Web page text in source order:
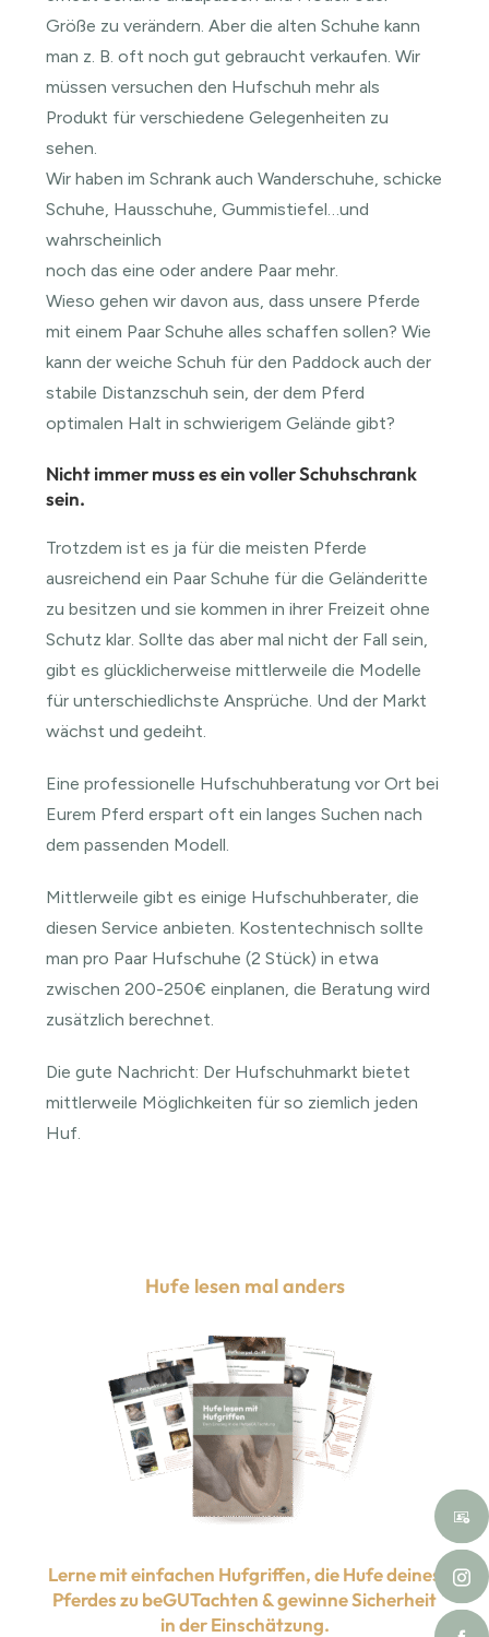
Größe zu verändern. Aber die alten Schuhe kann
man z. B. oft noch gut gebraucht verkaufen. Wir
müssen versuchen den Hufschuh mehr als
Produkt für verschiedene Gelegenheiten zu
sehen.
Wir haben im Schrank auch Wanderschuhe, schicke
Schuhe, Hausschuhe, Gummistiefel…und
wahrscheinlich
noch das eine oder andere Paar mehr.
Wieso gehen wir davon aus, dass unsere Pferde
mit einem Paar Schuhe alles schaffen sollen? Wie
kann der weiche Schuh für den Paddock auch der
stabile Distanzschuh sein, der dem Pferd
optimalen Halt in schwierigem Gelände gibt?
Nicht immer muss es ein voller Schuhschrank
sein.
Trotzdem ist es ja für die meisten Pferde
ausreichend ein Paar Schuhe für die Geländeritte
zu besitzen und sie kommen in ihrer Freizeit ohne
Schutz klar. Sollte das aber mal nicht der Fall sein,
gibt es glücklicherweise mittlerweile die Modelle
für unterschiedlichste Ansprüche. Und der Markt
wächst und gedeiht.
Eine professionelle Hufschuhberatung vor Ort bei
Eurem Pferd erspart oft ein langes Suchen nach
dem passenden Modell.
Mittlerweile gibt es einige Hufschuhberater, die
diesen Service anbieten. Kostentechnisch sollte
man pro Paar Hufschuhe (2 Stück) in etwa
zwischen 200-250€ einplanen, die Beratung wird
zusätzlich berechnet.
Die gute Nachricht: Der Hufschuhmarkt bietet
mittlerweile Möglichkeiten für so ziemlich jeden
Huf.
Hufe lesen mal anders
Lerne mit einfachen Hufgriffen, die Hufe deines
Pferdes zu beGUTachten & gewinne Sicherheit
in der Einschätzung.